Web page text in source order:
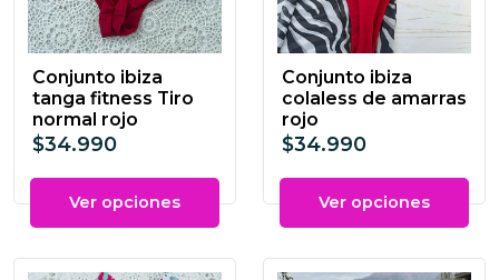
Conjunto ibiza
tanga fitness Tiro
normal rojo
$34.990
Ver opciones
Conjunto ibiza
colaless de amarras
rojo
$34.990
Ver opciones